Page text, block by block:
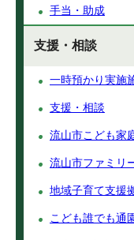
手当・助成
支援・相談
一時預かり実施
支援・相談
流山市こども家
流山市ファミリ
地域子育て支援
こども誰でも通